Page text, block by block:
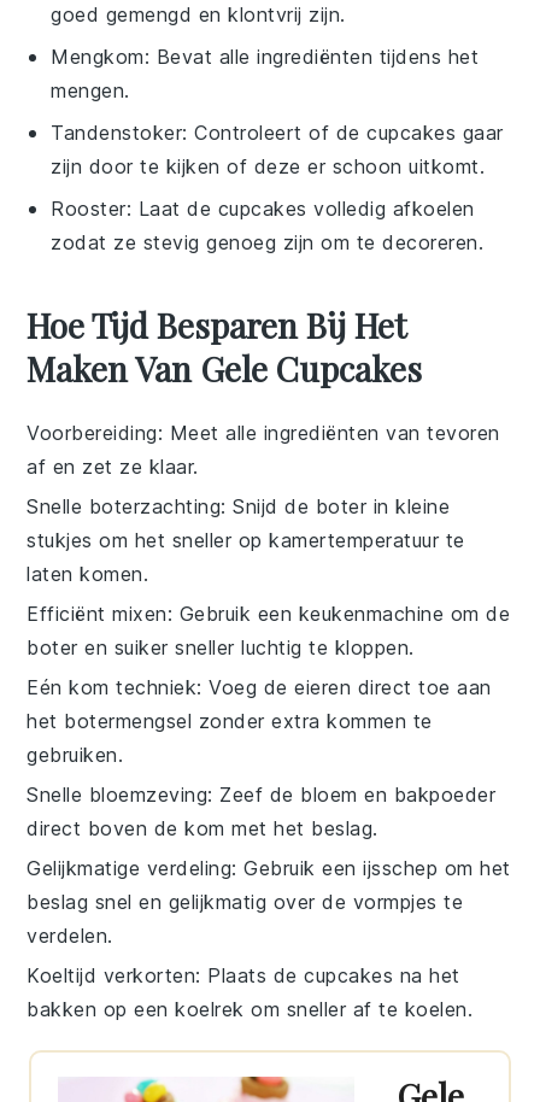
goed gemengd en klontvrij zijn.
Mengkom: Bevat alle ingrediënten tijdens het
mengen.
Tandenstoker: Controleert of de cupcakes gaar
zijn door te kijken of deze er schoon uitkomt.
Rooster: Laat de cupcakes volledig afkoelen
zodat ze stevig genoeg zijn om te decoreren.
Hoe Tijd Besparen Bij Het
Maken Van Gele Cupcakes
Voorbereiding: Meet alle ingrediënten van tevoren
af en zet ze klaar.
Snelle boterzachting: Snijd de boter in kleine
stukjes om het sneller op kamertemperatuur te
laten komen.
Efficiënt mixen: Gebruik een keukenmachine om de
boter en suiker sneller luchtig te kloppen.
Eén kom techniek: Voeg deeieren direct toe aan
het botermengsel zonder extra kommen te
gebruiken.
Snelle bloemzeving: Zeef de bloem en bakpoeder
direct boven de kom met het beslag.
Gelijkmatige verdeling: Gebruik eenijsschep om het
beslag snel en gelijkmatig over de vormpjes te
verdelen.
Koeltijd verkorten: Plaats decupcakes na het
bakken op eenkoelrek om sneller af te koelen.